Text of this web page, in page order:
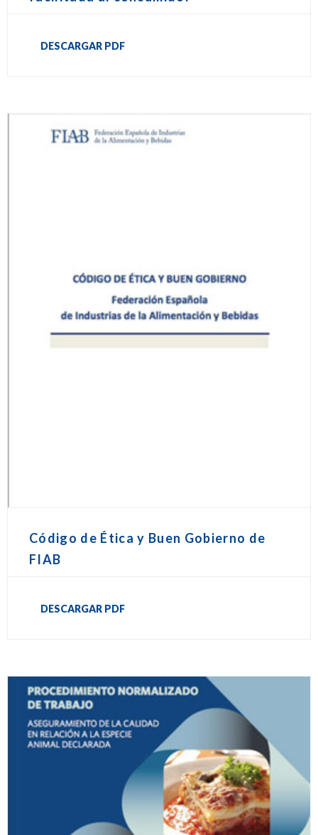
DESCARGAR PDF
Código de Ética y Buen Gobierno de
FIAB
DESCARGAR PDF